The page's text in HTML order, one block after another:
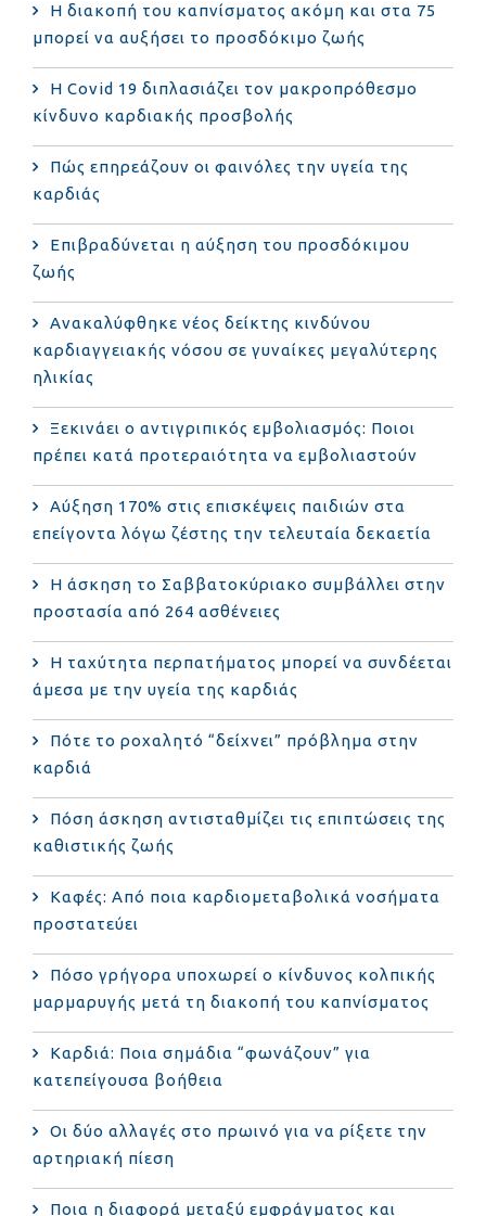
Η διακοπή του καπνίσματος ακόμη και στα 75
μπορεί να αυξήσει το προσδόκιμο ζωής
Η Covid 19 διπλασιάζει τον μακροπρόθεσμο
κίνδυνο καρδιακής προσβολής
Πώς επηρεάζουν οι φαινόλες την υγεία της
καρδιάς
Επιβραδύνεται η αύξηση του προσδόκιμου
ζωής
Ανακαλύφθηκε νέος δείκτης κινδύνου
καρδιαγγειακής νόσου σε γυναίκες μεγαλύτερης
ηλικίας
Ξεκινάει ο αντιγριπικός εμβολιασμός: Ποιοι
πρέπει κατά προτεραιότητα να εμβολιαστούν
Αύξηση 170% στις επισκέψεις παιδιών στα
επείγοντα λόγω ζέστης την τελευταία δεκαετία
Η άσκηση το Σαββατοκύριακο συμβάλλει στην
προστασία από 264 ασθένειες
Η ταχύτητα περπατήματος μπορεί να συνδέεται
άμεσα με την υγεία της καρδιάς
Πότε το ροχαλητό “δείχνει” πρόβλημα στην
καρδιά
Πόση άσκηση αντισταθμίζει τις επιπτώσεις της
καθιστικής ζωής
Καφές: Από ποια καρδιομεταβολικά νοσήματα
προστατεύει
Πόσο γρήγορα υποχωρεί ο κίνδυνος κολπικής
μαρμαρυγής μετά τη διακοπή του καπνίσματος
Καρδιά: Ποια σημάδια “φωνάζουν” για
κατεπείγουσα βοήθεια
Οι δύο αλλαγές στο πρωινό για να ρίξετε την
αρτηριακή πίεση
Ποια η διαφορά μεταξύ εμφράγματος και